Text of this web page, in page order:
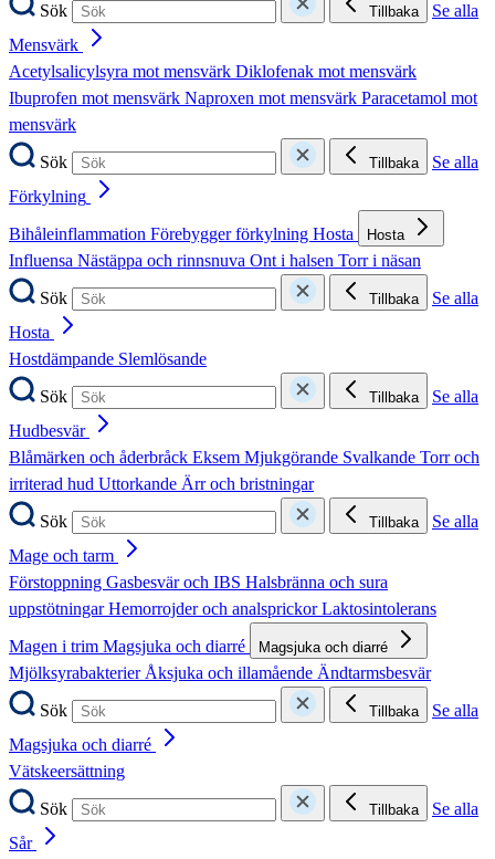
Sök
Tillbaka
Se alla
Mensvärk
Acetylsalicylsyra mot mensvärk Diklofenak mot mensvärk
Ibuprofen mot mensvärk Naproxen mot mensvärk Paracetamol mot
mensvärk
Sök
Tillbaka
Se alla
Förkylning
Bihåleinflammation Förebygger förkylning Hosta Hosta
Influensa Nästäppa och rinnsnuva Ont i halsen Torr i näsan
Sök
Tillbaka
Se alla
Hosta
Hostdämpande Slemlösande
Sök
Tillbaka
Se alla
Hudbesvär
Blåmärken och åderbråck Eksem Mjukgörande Svalkande Torr och
irriterad hud Uttorkande Ärr och bristningar
Sök
Tillbaka
Se alla
Mage och tarm
Förstoppning Gasbesvär och IBS Halsbränna och sura
uppstötningarHemorrojder och analsprickorLaktosintolerans
Magen i trim Magsjuka och diarré Magsjuka och diarré
MjölksyrabakterierÅksjuka och illamående Ändtarmsbesvär
Sök
Tillbaka
Se alla
Magsjuka och diarré
Vätskeersättning
Sök
Tillbaka
Se alla
Sår